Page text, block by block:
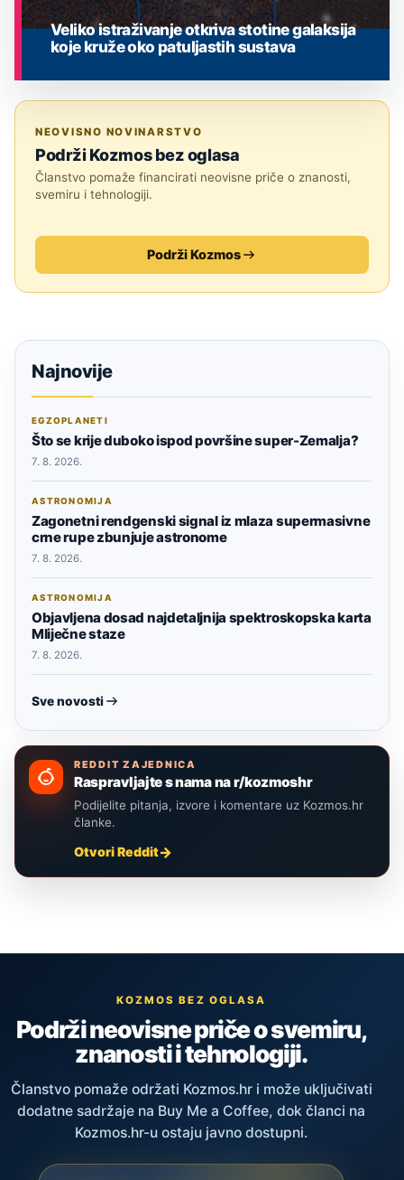
Veliko istraživanje otkriva stotine galaksija
koje kruže oko patuljastih sustava
NEOVISNO NOVINARSTVO
Podrži Kozmos bez oglasa
Članstvo pomaže financirati neovisne priče o znanosti,
svemiru i tehnologiji.
Podrži Kozmos
Najnovije
EGZOPLANETI
Što se krije duboko ispod površine super-Zemalja?
7. 8. 2026.
ASTRONOMIJA
Zagonetni rendgenski signal iz mlaza supermasivne
crne rupe zbunjuje astronome
7. 8. 2026.
ASTRONOMIJA
Objavljena dosad najdetaljnija spektroskopska karta
Mliječne staze
7. 8. 2026.
Sve novosti
REDDIT ZAJEDNICA
Raspravljajte s nama na r/kozmoshr
Podijelite pitanja, izvore i komentare uz Kozmos.hr
članke.
Otvori Reddit
KOZMOS BEZ OGLASA
Podrži neovisne priče o svemiru,
znanosti i tehnologiji.
Članstvo pomaže održati Kozmos.hr i može uključivati
dodatne sadržaje na Buy Me a Coffee, dok članci na
Kozmos.hr-u ostaju javno dostupni.